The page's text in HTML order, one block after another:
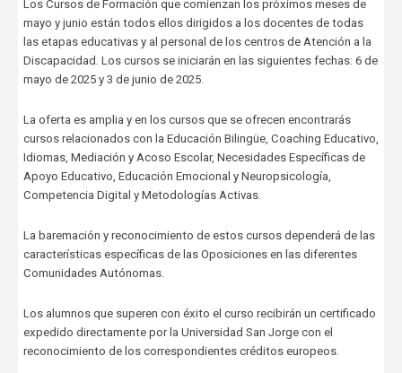
Los Cursos de Formación que comienzan los próximos meses de
mayo y junio están todos ellos dirigidos a los docentes de todas
las etapas educativas y al personal de los centros de Atención a la
Discapacidad. Los cursos se iniciarán en las siguientes fechas: 6 de
mayo de 2025 y 3 de junio de 2025.
La oferta es amplia y en los cursos que se ofrecen encontrarás
cursos relacionados con la Educación Bilingüe, Coaching Educativo,
Idiomas, Mediación y Acoso Escolar, Necesidades Específicas de
Apoyo Educativo, Educación Emocional y Neuropsicología,
Competencia Digital y Metodologías Activas.
La baremación y reconocimiento de estos cursos dependerá de las
características específicas de las Oposiciones en las diferentes
Comunidades Autónomas.
Los alumnos que superen con éxito el curso recibirán un certificado
expedido directamente por la Universidad San Jorge con el
reconocimiento de los correspondientes créditos europeos.